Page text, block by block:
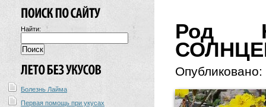
Найти:
Болезнь Лайма
Первая помощь при укусах
Род
Опубликовано: